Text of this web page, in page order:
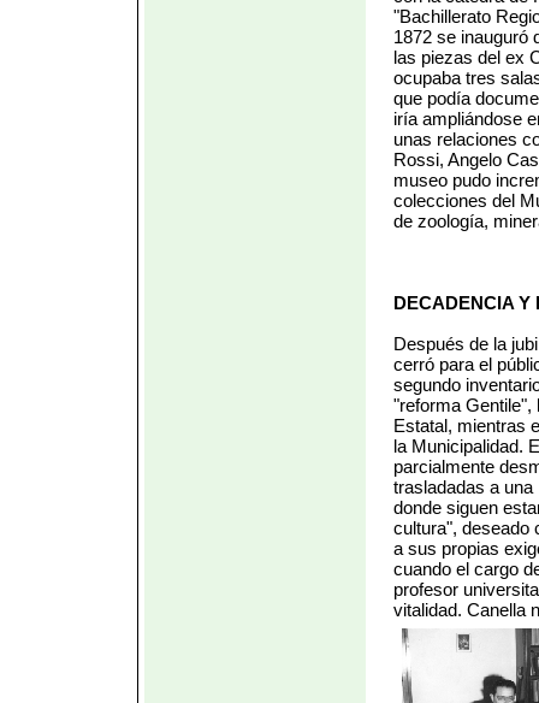
"Bachillerato
1872 se inauguró
las piezas del ex
ocupaba tres
que podía
iría ampliándose
unas relaciones
Rossi, Angelo
museo pudo
colecciones del
de zoología,
DECADENCIA Y
Después de la
cerró para el
segundo
"reforma
Estatal, mientras
la Municipalidad.
parcialmente
trasladadas a
donde siguen
cultura", deseado
a sus propias
cuando el cargo
profesor
vitalidad. Canella